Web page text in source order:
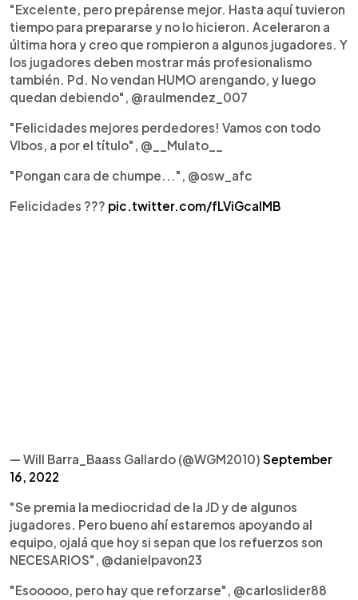
"Excelente, pero prepárense mejor. Hasta aquí tuvieron
tiempo para prepararse y no lo hicieron. Aceleraron a
última hora y creo que rompieron a algunos jugadores. Y
los jugadores deben mostrar más profesionalismo
también. Pd. No vendan HUMO arengando, y luego
quedan debiendo", @raulmendez_007
"Felicidades mejores perdedores! Vamos con todo
Vlbos, a por el título", @__Mulato__
"Pongan cara de chumpe...", @osw_afc
Felicidades ??? pic.twitter.com/fLViGcaIMB
— Will Barra_Baass Gallardo (@WGM2010) September
16, 2022
"Se premia la mediocridad de la JD y de algunos
jugadores. Pero bueno ahí estaremos apoyando al
equipo, ojalá que hoy si sepan que los refuerzos son
NECESARIOS", @danielpavon23
"Esooooo, pero hay que reforzarse", @carloslider88